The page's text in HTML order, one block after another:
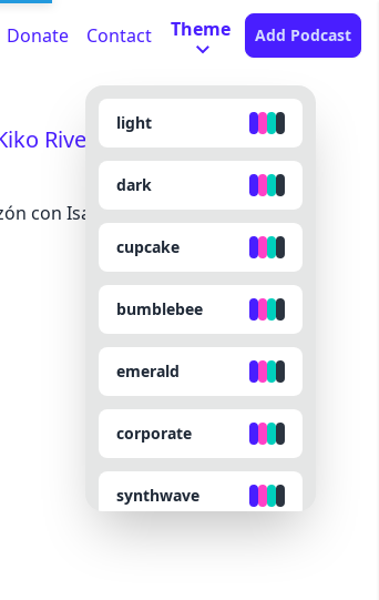
Donate Contact Theme
light
dark
cupcake
bumblebee
emerald
corporate
synthwave
Add Podcast
Rivera
con Isabel González, Paloma